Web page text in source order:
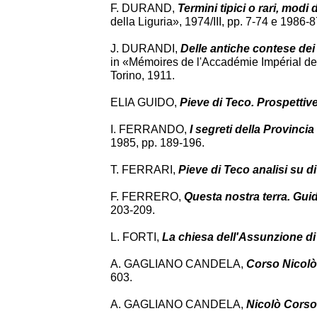
F. DURAND, Termini tipici o rari, modi
della Liguria», 1974/III, pp. 7-74 e 1986-
J. DURANDI, Delle antiche contese
in «Mémoires de l'Accadémie Impérial
Torino, 1911.
ELIA GUIDO, Pieve di Teco.
I. FERRANDO, I segreti della Provincia
1985, pp. 189-196.
T. FERRARI, Pieve di Teco analisi su
F. FERRERO, Questa nostra terra.
203-209.
L. FORTI, La chiesa dell'Assunzione
A. GAGLIANO CANDELA, Corso Nicolò
603.
A. GAGLIANO CANDELA, Nicolò